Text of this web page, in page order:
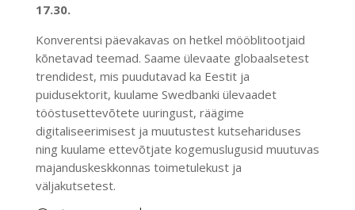
17.30.
Konverentsi päevakavas on hetkel mööblitootjaid
kõnetavad teemad. Saame ülevaate globaalsetest
trendidest, mis puudutavad ka Eestit ja
puidusektorit, kuulame Swedbanki ülevaadet
tööstusettevõtete uuringust, räägime
digitaliseerimisest ja muutustest kutsehariduses
ning kuulame ettevõtjate kogemuslugusid muutuvas
majanduskeskkonnas toimetulekust ja
väljakutsetest.